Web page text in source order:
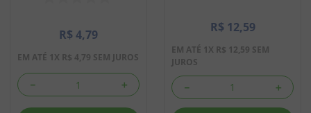
R$ 4,79
EM ATÉ 1X R$ 4,79 SEM JUROS
＋
－
R$ 12,59
EM ATÉ 1X R$ 12,59 SEM
JUROS
＋
－